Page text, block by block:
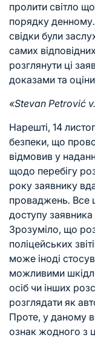
пролити світло
порядку денному.
свідки були
самих
розглянути ці
доказами та
«Stevan Petrović
Нарешті, 14
безпеки, що
відмовив у
щодо перебігу
року заявнику
проваджень. Все
доступу
Зрозуміло, що
поліцейських
може іноді
можливими
осіб чи інших
розглядати як
Проте, у даному
ознак жодного з